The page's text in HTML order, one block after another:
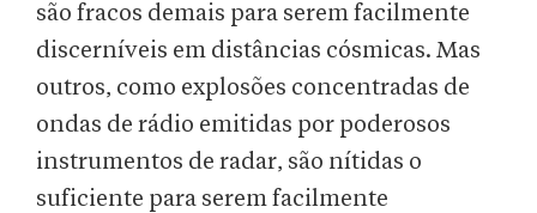
são fracos demais para serem facilmente
discerníveis em distâncias cósmicas. Mas
outros, como explosões concentradas de
ondas de rádio emitidas por poderosos
instrumentos de radar, são nítidas o
suficiente para serem facilmente